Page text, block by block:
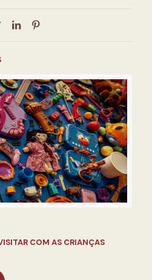
COM AS CRIANÇAS